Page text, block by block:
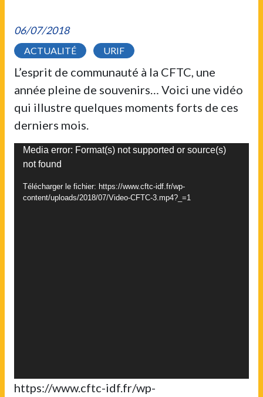
06/07/2018
ACTUALITÉ URIF
L’esprit de communauté à la CFTC, une
année pleine de souvenirs… Voici une vidéo
qui illustre quelques moments forts de ces
derniers mois.
Lecteur
vidéo
Media error: Format(s) not supported or source(s)
not found
Télécharger le fichier: https://www.cftc-idf.fr/wp-
content/uploads/2018/07/Video-CFTC-3.mp4?_=1
https://www.cftc-idf.fr/wp-